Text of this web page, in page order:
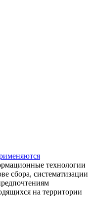
технологии
сбора, систематизации
на территории